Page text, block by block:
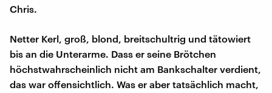
Chris.
Netter Kerl, groß, blond, breitschultrig und tätowiert
bis an die Unterarme. Dass er seine Brötchen
höchstwahrscheinlich nicht am Bankschalter verdient,
das war offensichtlich. Was er aber tatsächlich macht,